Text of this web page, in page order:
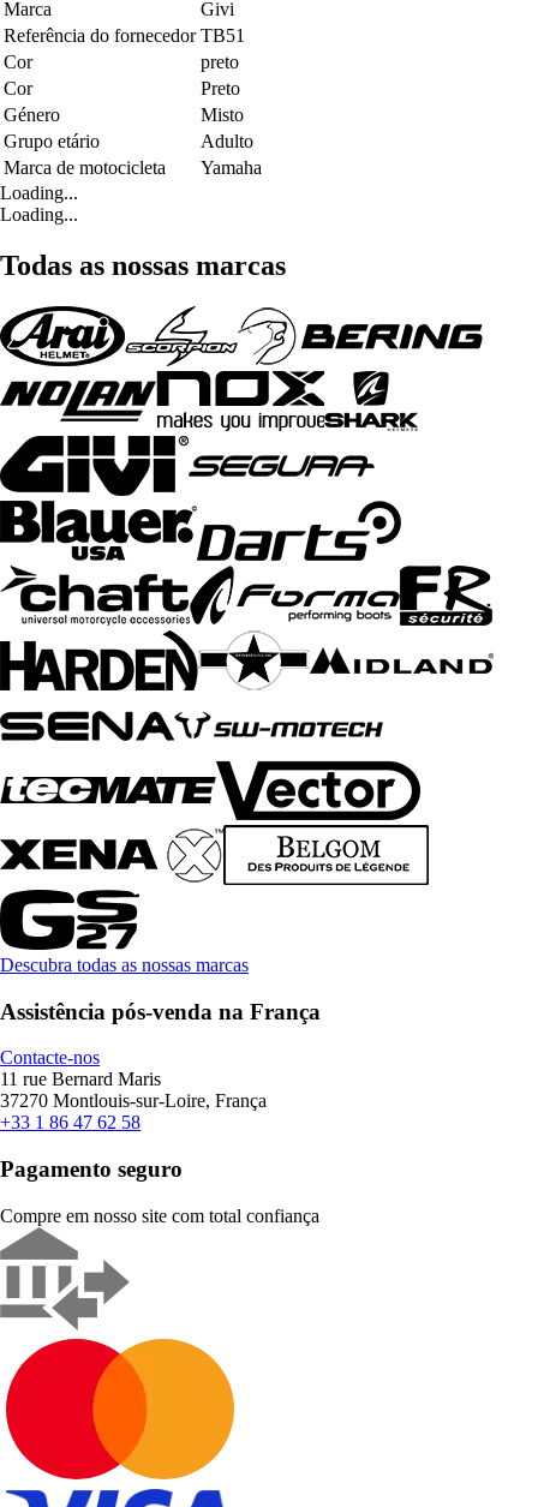
Marca
Givi
Referência do fornecedor TB51
Cor
preto
Cor
Preto
Género
Misto
Grupo etário
Adulto
Marca de motocicleta
Yamaha
Loading...
Loading...
Todas as nossas marcas
Descubra todas as nossas marcas
Assistência pós-venda na França
Contacte-nos
11 rue Bernard Maris
37270 Montlouis-sur-Loire, França
+33 1 86 47 62 58
Pagamento seguro
Compre em nosso site com total confiança